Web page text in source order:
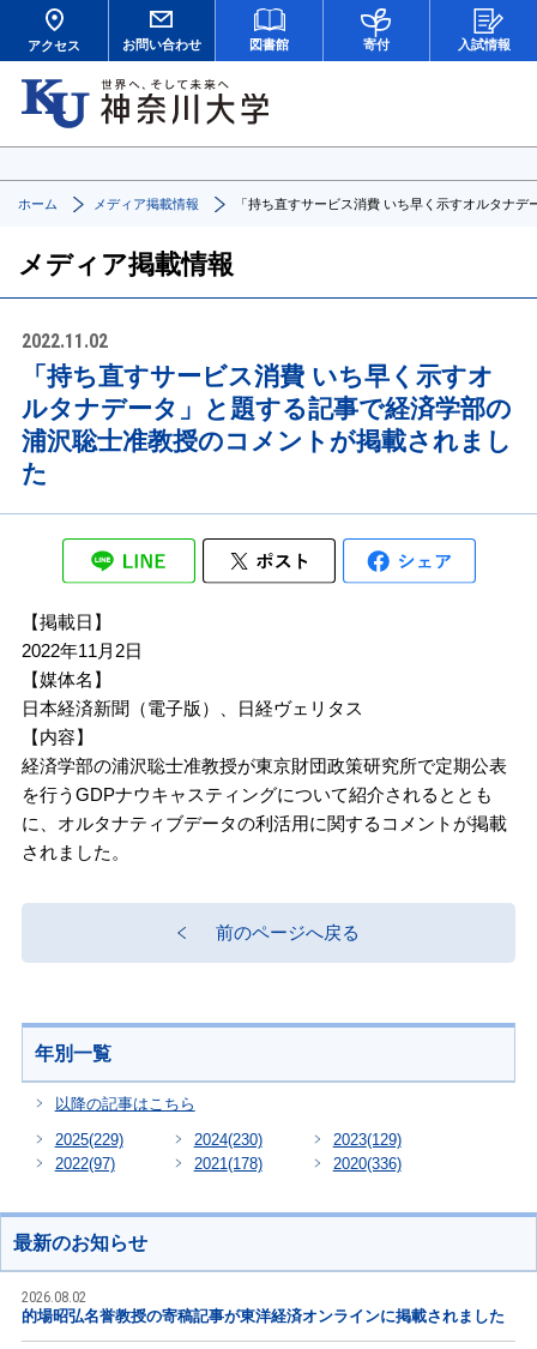
アクセス お問い合わせ 図書館 寄付 入試情報
ホーム メディア掲載情報 「持ち直すサービス消費 いち早く示すオルタナ
メディア掲載情報
2022.11.02
「持ち直すサービス消費 いち早く示すオ
ルタナデータ」と題する記事で経済学部の
浦沢聡士准教授のコメントが掲載されまし
た
【掲載日】
2022年11月2日
【媒体名】
日本経済新聞（電子版）、日経ヴェリタス
【内容】
経済学部の浦沢聡士准教授が東京財団政策研究所で定期公表
を行うGDPナウキャスティングについて紹介されるととも
に、オルタナティブデータの利活用に関するコメントが掲載
されました。
前のページへ戻る
年別一覧
以降の記事はこちら
2025(229) 2024(230) 2023(129)
2022(97) 2021(178) 2020(336)
最新のお知らせ
2026.08.02
的場昭弘名誉教授の寄稿記事が東洋経済オンラインに掲載されました